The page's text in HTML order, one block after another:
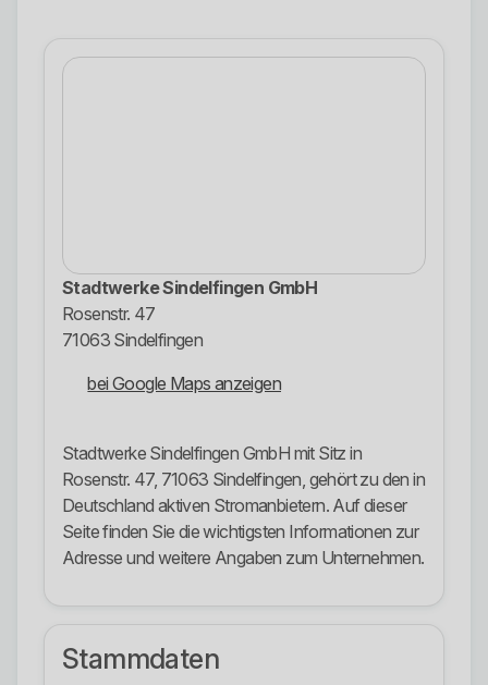
Stadtwerke Sindelfingen GmbH
Rosenstr. 47
71063 Sindelfingen
bei Google Maps anzeigen
Stadtwerke Sindelfingen GmbH mit Sitz in
Rosenstr. 47, 71063 Sindelfingen, gehört zu den in
Deutschland aktiven Stromanbietern. Auf dieser
Seite finden Sie die wichtigsten Informationen zur
Adresse und weitere Angaben zum Unternehmen.
Stammdaten